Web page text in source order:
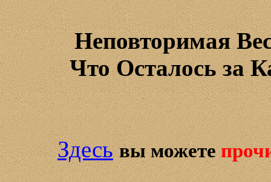
Неповторимая
Что Осталось за
Здесь вы можете